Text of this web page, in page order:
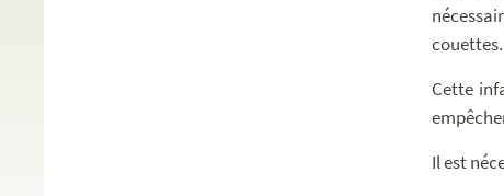
couettes.
Cette
Il est